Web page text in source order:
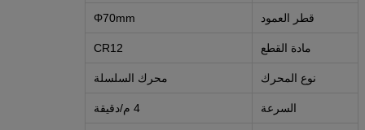
قطر العمود Φ70mm
مادة القطع CR12
نوع المحرك محرك السلسلة
السرعة 4 م/دقيقة